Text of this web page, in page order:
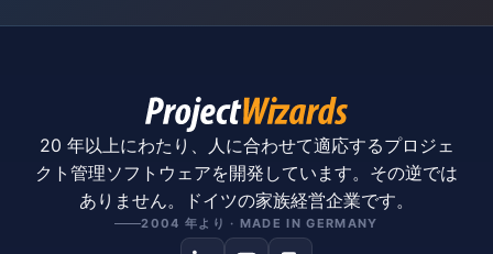
20 年以上にわたり、人に合わせて適応するプロジェ
クト管理ソフトウェアを開発しています。その逆では
ありません。ドイツの家族経営企業です。
2004 年より · MADE IN GERMANY